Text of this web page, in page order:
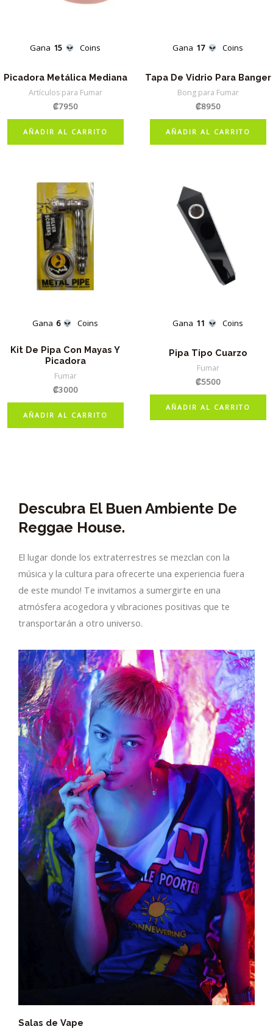
Gana 15 Coins
Picadora Metálica Mediana
Artículos para Fumar
₡7950
AÑADIR AL CARRITO
Gana 17 Coins
Tapa De Vidrio Para Banger
Bong para Fumar
₡8950
AÑADIR AL CARRITO
Gana 6 Coins
Kit De Pipa Con Mayas Y
Picadora
Fumar
₡3000
AÑADIR AL CARRITO
Gana 11 Coins
Pipa Tipo Cuarzo
Fumar
₡5500
AÑADIR AL CARRITO
Descubra El Buen Ambiente De
Reggae House.
El lugar donde los extraterrestres se mezclan con la
música y la cultura para ofrecerte una experiencia fuera
de este mundo! Te invitamos a sumergirte en una
atmósfera acogedora y vibraciones positivas que te
transportarán a otro universo.
Salas de Vape